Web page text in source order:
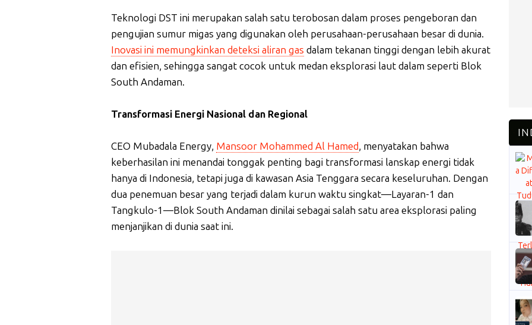
Teknologi DST ini merupakan salah satu terobosan dalam proses pengeboran dan
pengujian sumur migas yang digunakan oleh perusahaan-perusahaan besar di dunia.
Inovasi ini memungkinkan deteksi aliran gas dalam tekanan tinggi dengan lebih akurat
dan efisien, sehingga sangat cocok untuk medan eksplorasi laut dalam seperti Blok
South Andaman.
Transformasi Energi Nasional dan Regional
CEO Mubadala Energy, Mansoor Mohammed Al Hamed, menyatakan bahwa
keberhasilan ini menandai tonggak penting bagi transformasi lanskap energi tidak
hanya di Indonesia, tetapi juga di kawasan Asia Tenggara secara keseluruhan. Dengan
dua penemuan besar yang terjadi dalam kurun waktu singkat—Layaran-1 dan
Tangkulo-1—Blok South Andaman dinilai sebagai salah satu area eksplorasi paling
menjanjikan di dunia saat ini.